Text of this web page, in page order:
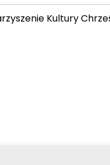
Kultury